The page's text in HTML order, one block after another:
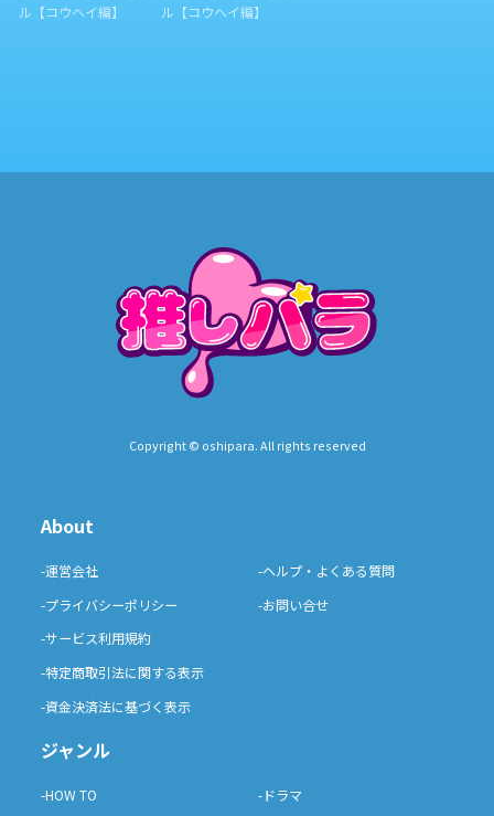
ル【コウヘイ編】
ル【コウヘイ編】
Copyright © oshipara. All rights reserved
About
-運営会社
-プライバシーポリシー
-サービス利用規約
-特定商取引法に関する表示
-資金決済法に基づく表示
-ヘルプ・よくある質問
-お問い合せ
ジャンル
-HOW TO -ドラマ